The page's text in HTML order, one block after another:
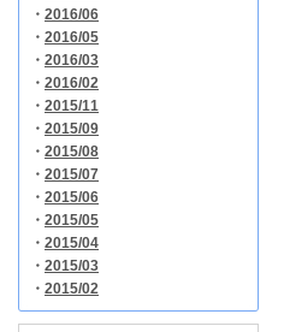
・ 2016/06
・ 2016/05
・ 2016/03
・ 2016/02
・ 2015/11
・ 2015/09
・ 2015/08
・ 2015/07
・ 2015/06
・ 2015/05
・ 2015/04
・ 2015/03
・ 2015/02